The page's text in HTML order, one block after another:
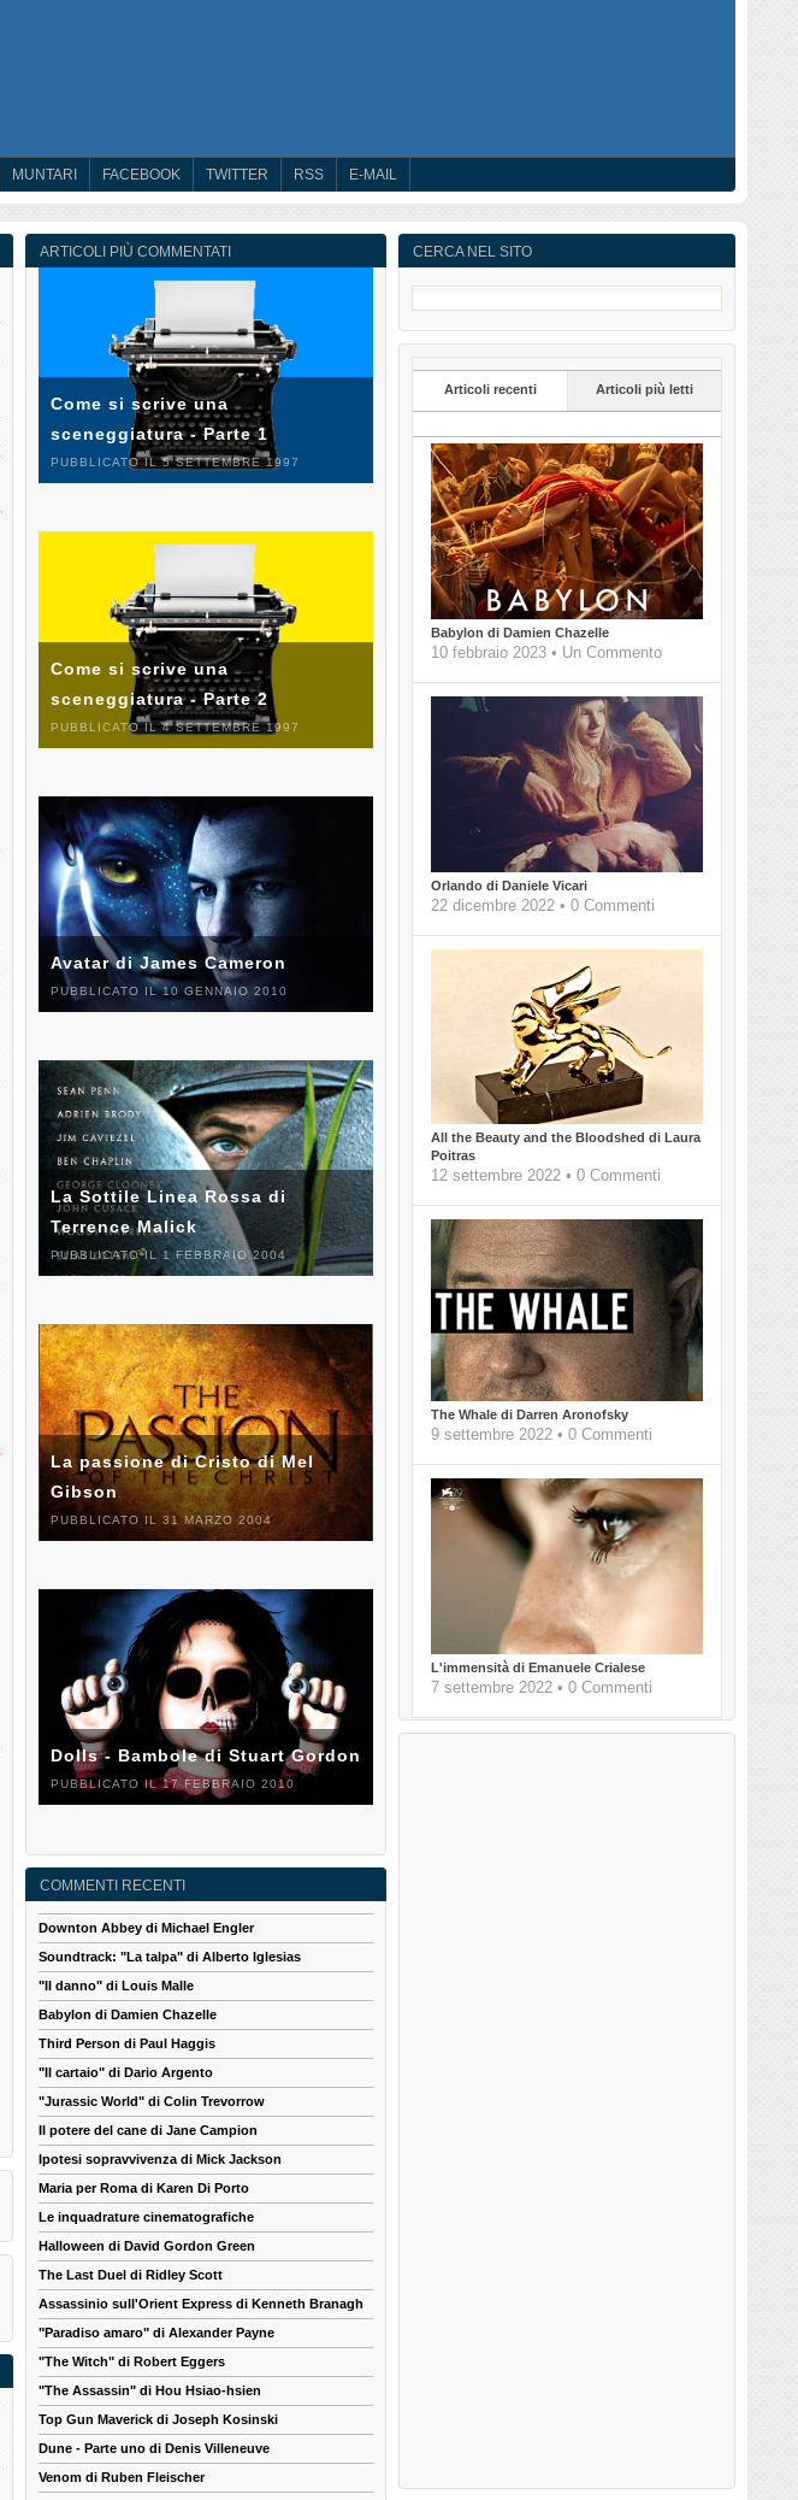
MUNTARI FACEBOOK TWITTER RSS E-MAIL
CERCA NEL SITO
Articoli recenti Articoli più letti
Babylon di Damien Chazelle
10 febbraio 2023 • Un Commento
Orlando di Daniele Vicari
22 dicembre 2022 • 0 Commenti
All the Beauty and the Bloodshed di Laura
Poitras
12 settembre 2022 • 0 Commenti
The Whale di Darren Aronofsky
9 settembre 2022 • 0 Commenti
L'immensità di Emanuele Crialese
7 settembre 2022 • 0 Commenti
ARTICOLI PIÙ COMMENTATI
Come si scrive una
sceneggiatura - Parte 1
PUBBLICATO IL 5 SETTEMBRE 1997
Come si scrive una
sceneggiatura - Parte 2
PUBBLICATO IL 4 SETTEMBRE 1997
Avatar di James Cameron
PUBBLICATO IL 10 GENNAIO 2010
La Sottile Linea Rossa di
Terrence Malick
PUBBLICATO IL 1 FEBBRAIO 2004
La passione di Cristo di Mel
Gibson
PUBBLICATO IL 31 MARZO 2004
Dolls - Bambole di Stuart Gordon
PUBBLICATO IL 17 FEBBRAIO 2010
COMMENTI RECENTI
Downton Abbey di Michael Engler
Soundtrack: "La talpa" di Alberto Iglesias
"Il danno" di Louis Malle
Babylon di Damien Chazelle
Third Person di Paul Haggis
"Il cartaio" di Dario Argento
"Jurassic World" di Colin Trevorrow
Il potere del cane di Jane Campion
Ipotesi sopravvivenza di Mick Jackson
Maria per Roma di Karen Di Porto
Le inquadrature cinematografiche
Halloween di David Gordon Green
The Last Duel di Ridley Scott
Assassinio sull'Orient Express di Kenneth Branagh
"Paradiso amaro" di Alexander Payne
"The Witch" di Robert Eggers
"The Assassin" di Hou Hsiao-hsien
Top Gun Maverick di Joseph Kosinski
Dune - Parte uno di Denis Villeneuve
Venom di Ruben Fleischer